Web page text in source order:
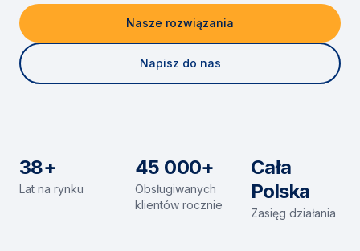
Nasze rozwiązania
Napisz do nas
38+
Lat na rynku
45 000+
Obsługiwanych
klientów rocznie
Cała
Polska
Zasięg działania